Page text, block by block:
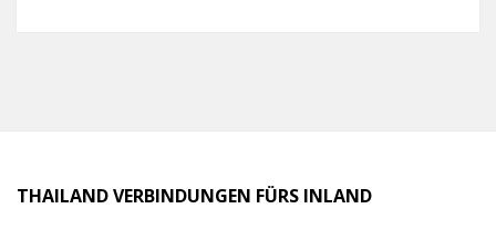
THAILAND VERBINDUNGEN FÜRS INLAND